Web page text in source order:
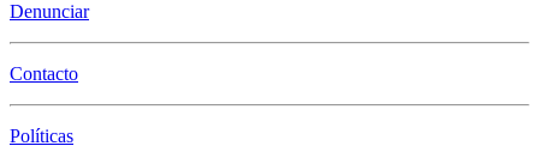
Denunciar
Contacto
Políticas